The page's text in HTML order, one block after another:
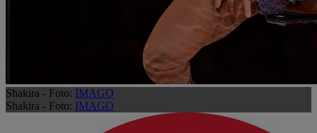
Shakira - Foto: IMAGO
Shakira - Foto: IMAGO